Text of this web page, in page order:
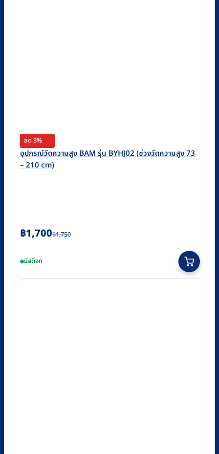
ลด 3%
อุปกรณ์วัดความสูง BAM รุ่น BYHJ02 (ช่วงวัดความสูง 73
– 210 cm)
฿1,750
Original
was:
฿1,700
Current
is:มีสต็อก